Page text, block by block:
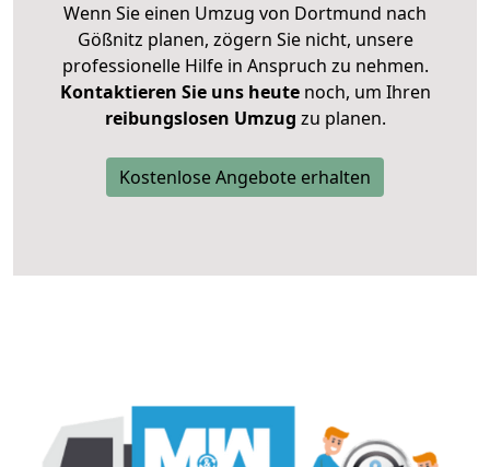
Wenn Sie einen Umzug von Dortmund nach
Gößnitz planen, zögern Sie nicht, unsere
professionelle Hilfe in Anspruch zu nehmen.
Kontaktieren Sie uns heutenoch, um Ihren
reibungslosen Umzug zu planen.
Kostenlose Angebote erhalten